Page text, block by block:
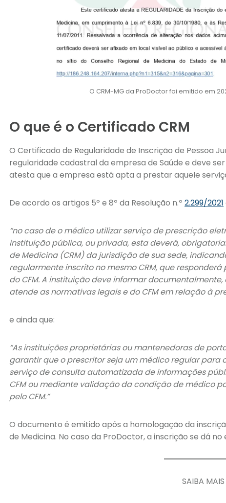
O CRM-MG da ProDoctor foi emitido em
O que é o Certificado CRM
O Certificado de Regularidade de Inscrição de Pessoa
regularidade cadastral da empresa de Saúde e deve
atesta que a empresa está apta a prestar aquele
De acordo os artigos 5º e 8º da Resolução n.º 2.299/2021
“no caso de o médico utilizar serviço de prescrição
instituição pública, ou privada, esta deverá,
de Medicina (CRM) da jurisdição de sua sede,
regularmente inscrito no mesmo CRM, que
do CFM. A instituição deve informar
atende as normativas legais e do CFM em relação à
e ainda que:
“As instituições proprietárias ou mantenedoras de
garantir que o prescritor seja um médico regular para
serviço de consulta automatizada de informações
CFM ou mediante validação da condição de médico
pelo CFM.”
O documento é emitido após a homologação da
de Medicina. No caso da ProDoctor, a inscrição se dá
SAIBA MAIS